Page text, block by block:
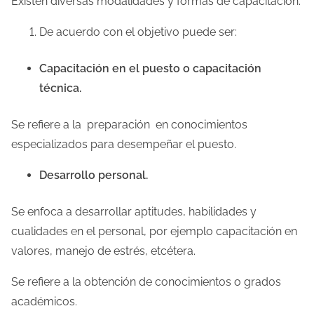
De acuerdo con el objetivo puede ser:
Capacitación en el puesto o capacitación
técnica.
Se refiere a la preparación en conocimientos
especializados para desempeñar el puesto.
Desarrollo personal.
Se enfoca a desarrollar aptitudes, habilidades y
cualidades en el personal, por ejemplo capacitación en
valores, manejo de estrés, etcétera.
Se refiere a la obtención de conocimientos o grados
académicos.